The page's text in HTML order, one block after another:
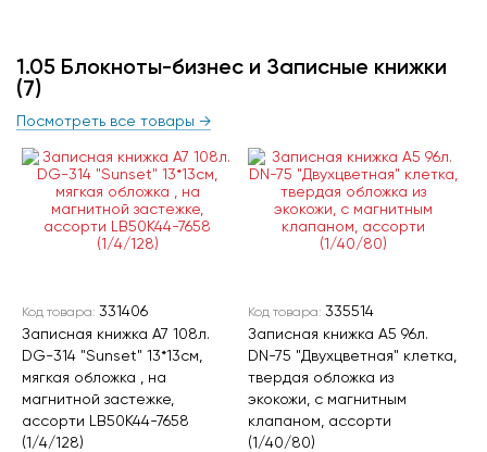
1.05 Блокноты-бизнес и Записные книжки
(7)
Посмотреть все товары →
Код товара: 331406
Записная книжка А7 108л.
DG-314 "Sunset" 13*13см,
мягкая обложка , на
магнитной застежке,
ассорти LB50K44-7658
(1/4/128)
Код товара: 335514
Записная книжка А5 96л.
DN-75 "Двухцветная" клетка,
твердая обложка из
экокожи, с магнитным
клапаном, ассорти
(1/40/80)